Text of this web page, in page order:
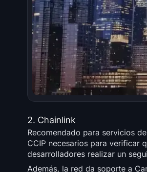
2. Chainlink
Recomendado para servicios
CCIP necesarios para verificar
desarrolladores realizar un
Además, la red da soporte a